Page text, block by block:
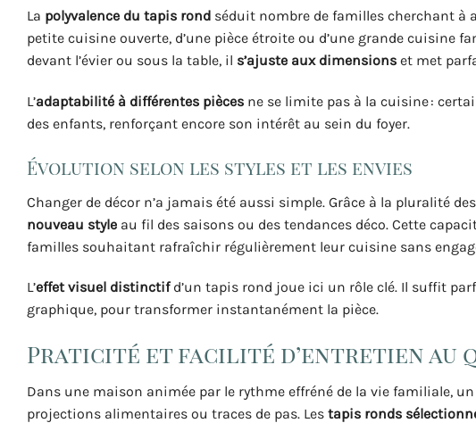
La polyvalence du tapis rond séduit nombre de familles cherchant à
petite cuisine ouverte, d’une pièce étroite ou d’une grande cuisine
devant l’évier ou sous la table, il s’ajuste aux dimensions et met
L’adaptabilité à différentes pièces ne se limite pas à la cuisine :
des enfants, renforçant encore son intérêt au sein du foyer.
Évolution selon les styles et les envies
Changer de décor n’a jamais été aussi simple. Grâce à la pluralité
nouveau style au fil des saisons ou des tendances déco. Cette
familles souhaitant rafraîchir régulièrement leur cuisine sans
L’effet visuel distinctifd’un tapis rond joue ici un rôle clé. Il suffit
graphique, pour transformer instantanément la pièce.
Praticité et facilité d’entretien au
Dans une maison animée par le rythme effréné de la vie familiale, un
projections alimentaires ou traces de pas. Les tapis ronds